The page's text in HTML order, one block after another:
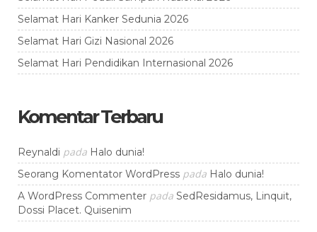
Selamat Hari Kanker Sedunia 2026
Selamat Hari Gizi Nasional 2026
Selamat Hari Pendidikan Internasional 2026
Komentar Terbaru
Reynaldi pada Halo dunia!
Seorang Komentator WordPress pada Halo dunia!
A WordPress Commenter pada SedResidamus, Linquit,
Dossi Placet. Quisenim